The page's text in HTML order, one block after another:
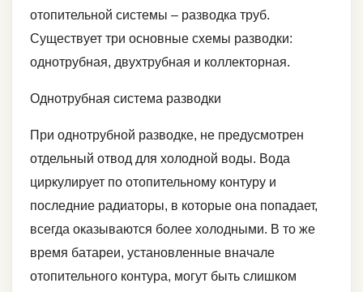
отопительной системы – разводка труб.
Существует три основные схемы разводки:
однотрубная, двухтрубная и коллекторная.
Однотрубная система разводки
При однотрубной разводке, не предусмотрен
отдельный отвод для холодной воды. Вода
циркулирует по отопительному контуру и
последние радиаторы, в которые она попадает,
всегда оказываются более холодными. В то же
время батареи, установленные вначале
отопительного контура, могут быть слишком